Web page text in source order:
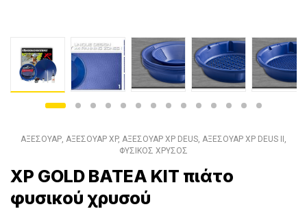
ΑΞΕΣΟΥΑΡ ΑΞΕΣΟΥΑΡ XP, ΑΞΕΣΟΥΑΡ XP DEUS ΑΞΕΣΟΥΑΡ XP DEUS II
ΦΥΣΙΚΟΣ ΧΡΥΣΟΣ
XP GOLD BATEA KIT πιάτo
φυσικού χρυσού